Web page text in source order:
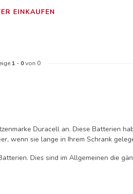
EINKAUFEN
1 - 0von 0
Duracell an. Diese Batterien
wenn sie lange in Ihrem Schrank
Dies sind im Allgemeinen die